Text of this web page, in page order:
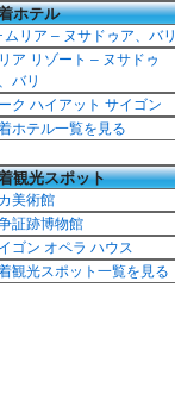
ホテル
ムリア – ヌサドゥア、バリ
ア リゾート – ヌサドゥ
バリ
ク ハイアット サイゴン
ホテル一覧を見る
観光スポット
美術館
証跡博物館
ゴン オペラ ハウス
観光スポット一覧を見る